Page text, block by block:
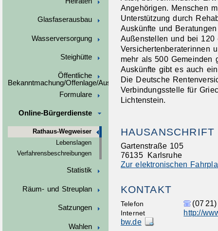
Glasfaserausbau
Wasserversorgung
Steighütte
Öffentliche
Bekanntmachung/Offenlage/Ausschreibungen
Formulare
Online-Bürgerdienste
Rathaus-Wegweiser
Lebenslagen
Verfahrensbeschreibungen
Statistik
Räum- und Streuplan
Satzungen
Wahlen
Angehörigen. Menschen
Unterstützung durch
Auskünfte und
Außenstellen und bei 120
Versichertenberaterinnen
mehr als 500 Gemeinden
Auskünfte gibt es auch
Die Deutsche
Verbindungsstelle für
Lichtenstein.
HAUSANSCHRIFT
Gartenstraße 105
76135
Karlsruhe
Zur elektronischen
KONTAKT
Telefon (07
Internet
http://
bw.de